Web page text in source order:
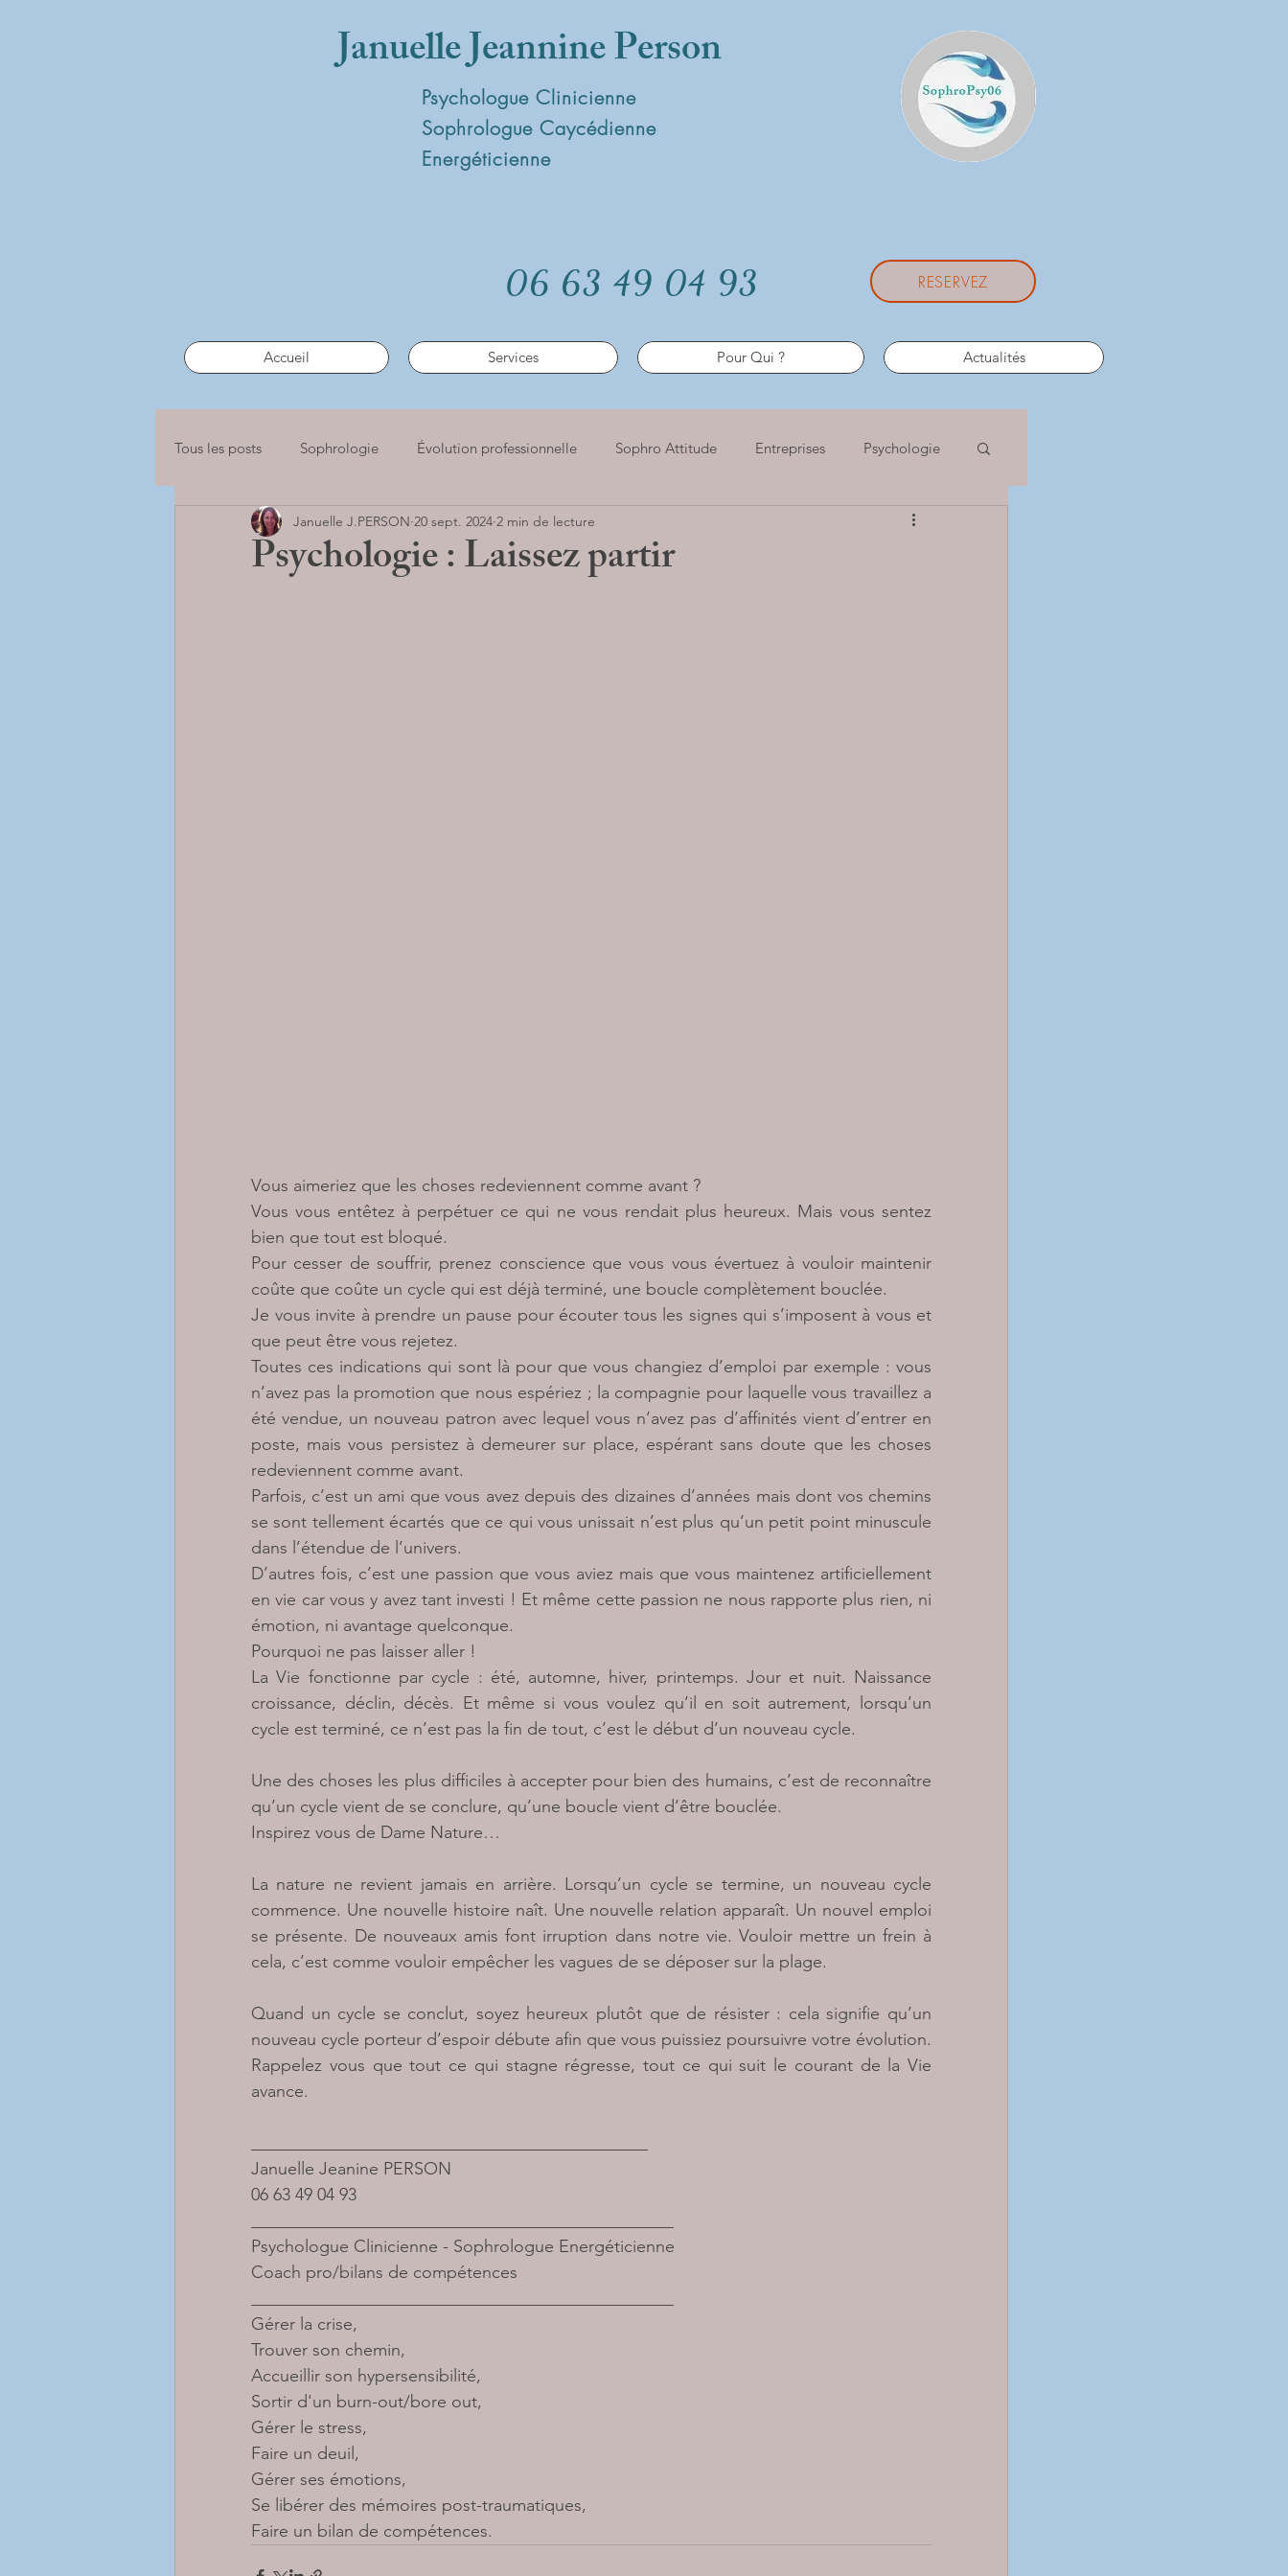
Januelle Jeannine Person
Psychologue Clinicienne
Sophrologue Caycédienne
Energéticienne
06 63 49 04 93 RESERVEZ
Accueil Services Pour Qui ? Actualités
Tous les posts Sophrologie Évolution professionnelle Sophro Attitude Entreprises Psychologie
Adolescents Enfants Sport et santé Notre association Hauts Potentiels
Psychologie : Laissez partir
Januelle J.PERSON 20 sept. 2024 2 min de lecture
Vous aimeriez que les choses redeviennent comme avant ?
Vous vous entêtez à perpétuer ce qui ne vous rendait plus heureux. Mais vous sentez
bien que tout est bloqué.
Pour cesser de souffrir, prenez conscience que vous vous évertuez à vouloir maintenir
coûte que coûte un cycle qui est déjà terminé, une boucle complètement bouclée.
Je vous invite à prendre un pause pour écouter tous les signes qui s’imposent à vous et
que peut être vous rejetez.
Toutes ces indications qui sont là pour que vous changiez d’emploi par exemple : vous
n’avez pas la promotion que nous espériez ; la compagnie pour laquelle vous travaillez a
été vendue, un nouveau patron avec lequel vous n’avez pas d’affinités vient d’entrer en
poste, mais vous persistez à demeurer sur place, espérant sans doute que les choses
redeviennent comme avant.
Parfois, c’est un ami que vous avez depuis des dizaines d’années mais dont vos chemins
se sont tellement écartés que ce qui vous unissait n’est plus qu’un petit point minuscule
dans l’étendue de l’univers.
D’autres fois, c’est une passion que vous aviez mais que vous maintenez artificiellement
en vie car vous y avez tant investi ! Et même cette passion ne nous rapporte plus rien, ni
émotion, ni avantage quelconque.
Pourquoi ne pas laisser aller !
La Vie fonctionne par cycle : été, automne, hiver, printemps. Jour et nuit. Naissance
croissance, déclin, décès. Et même si vous voulez qu’il en soit autrement, lorsqu’un
cycle est terminé, ce n’est pas la fin de tout, c’est le début d’un nouveau cycle.
Une des choses les plus difficiles à accepter pour bien des humains, c’est de reconnaître
qu’un cycle vient de se conclure, qu’une boucle vient d’être bouclée.
Inspirez vous de Dame Nature…
La nature ne revient jamais en arrière. Lorsqu’un cycle se termine, un nouveau cycle
commence. Une nouvelle histoire naît. Une nouvelle relation apparaît. Un nouvel emploi
se présente. De nouveaux amis font irruption dans notre vie. Vouloir mettre un frein à
cela, c’est comme vouloir empêcher les vagues de se déposer sur la plage.
Quand un cycle se conclut, soyez heureux plutôt que de résister : cela signifie qu’un
nouveau cycle porteur d’espoir débute afin que vous puissiez poursuivre votre évolution.
Rappelez vous que tout ce qui stagne régresse, tout ce qui suit le courant de la Vie
avance.
Januelle Jeanine PERSON
06 63 49 04 93
Psychologue Clinicienne - Sophrologue Energéticienne
Coach pro/bilans de compétences
Gérer la crise,
Trouver son chemin,
Accueillir son hypersensibilité,
Sortir d'un burn-out/bore out,
Gérer le stress,
Faire un deuil,
Gérer ses émotions,
Se libérer des mémoires post-traumatiques,
Faire un bilan de compétences.